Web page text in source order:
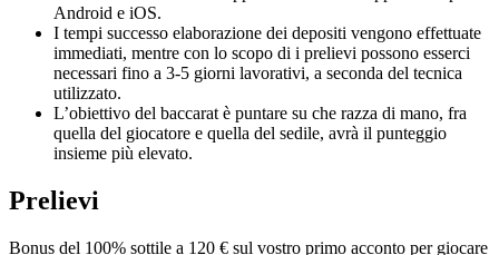
Android e iOS.
I tempi successo elaborazione dei depositi vengono effettuate
immediati, mentre con lo scopo di i prelievi possono esserci
necessari fino a 3-5 giorni lavorativi, a seconda del tecnica
utilizzato.
L’obiettivo del baccarat è puntare su che razza di mano, fra
quella del giocatore e quella del sedile, avrà il punteggio
insieme più elevato.
Prelievi
Bonus del 100% sottile a 120 € sul vostro primo acconto per giocare